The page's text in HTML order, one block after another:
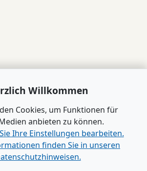
Willkommen
Cookies, um Funktionen für
anbieten zu können.
Ihre Einstellungen bearbeiten.
finden Sie in unseren